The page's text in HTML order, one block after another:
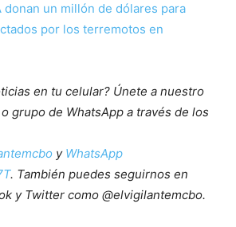
donan un millón de dólares para
por los terremotos en
en tu celular? Únete a nuestro
grupo de WhatsApp a través de los
y WhatsApp
. También puedes seguirnos en
y Twitter como @elvigilantemcbo.